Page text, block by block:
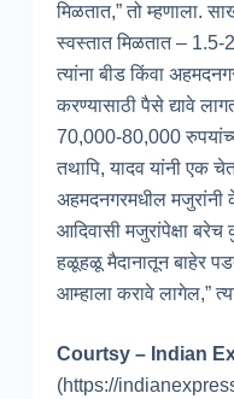
मिळतात,” तो म्हणाला.
स्वस्तात मिळतात –
त्यांना बीड किंवा
करण्यासाठी पैसे द्यावे
70,000-80,000
तथापि, यादव यांनी एक
अहमदनगरमधील
आदिवासी मजुरांपेक्षा
हळूहळू मैदानातून बाहेर
आम्हाला करावे लागेल,”
Courtsy – Indian
(https://